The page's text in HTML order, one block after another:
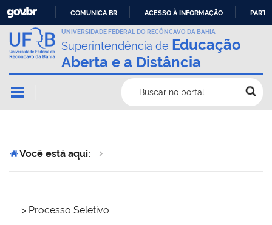
IR
PARA
O
CONTEÚDO
COMUNICA BR ACESSO À INFORMAÇÃO
UNIVERSIDADE FEDERAL DO RECÔNCAVO DA BAHIA
Superintendência de Educação
Aberta e a Distância
Buscar no portal
Você está aqui:
> Processo Seletivo